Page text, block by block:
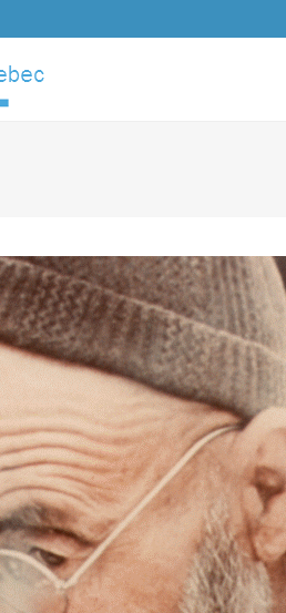
...que les idées